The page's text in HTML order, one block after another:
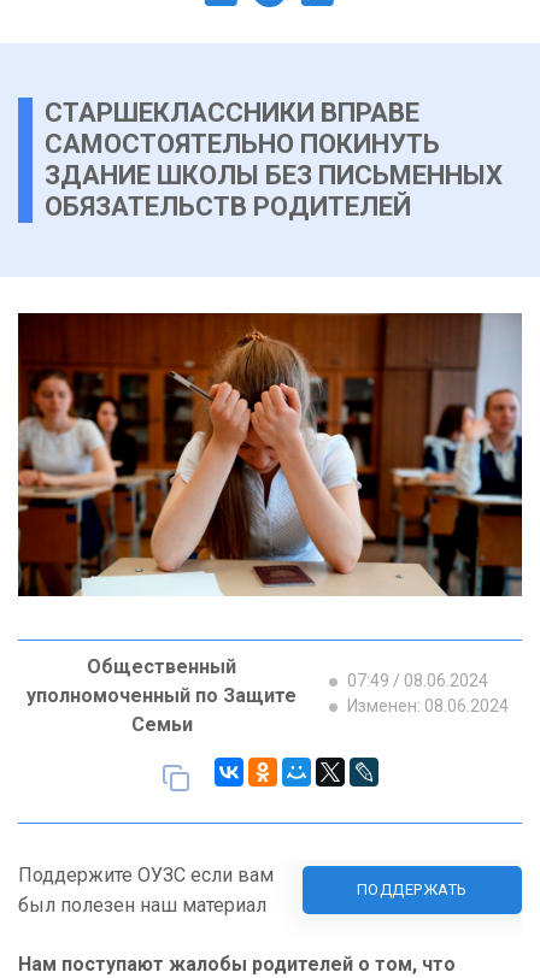
СТАРШЕКЛАССНИКИ ВПРАВЕ
САМОСТОЯТЕЛЬНО ПОКИНУТЬ
ЗДАНИЕ ШКОЛЫ БЕЗ ПИСЬМЕННЫХ
ОБЯЗАТЕЛЬСТВ РОДИТЕЛЕЙ
Общественный
уполномоченный по Защите
Семьи
07:49 / 08.06.2024
Изменен: 08.06.2024
Поддержите ОУЗС если вам
был полезен наш материал
ПОДДЕРЖАТЬ
Нам поступают жалобы родителей о том, что